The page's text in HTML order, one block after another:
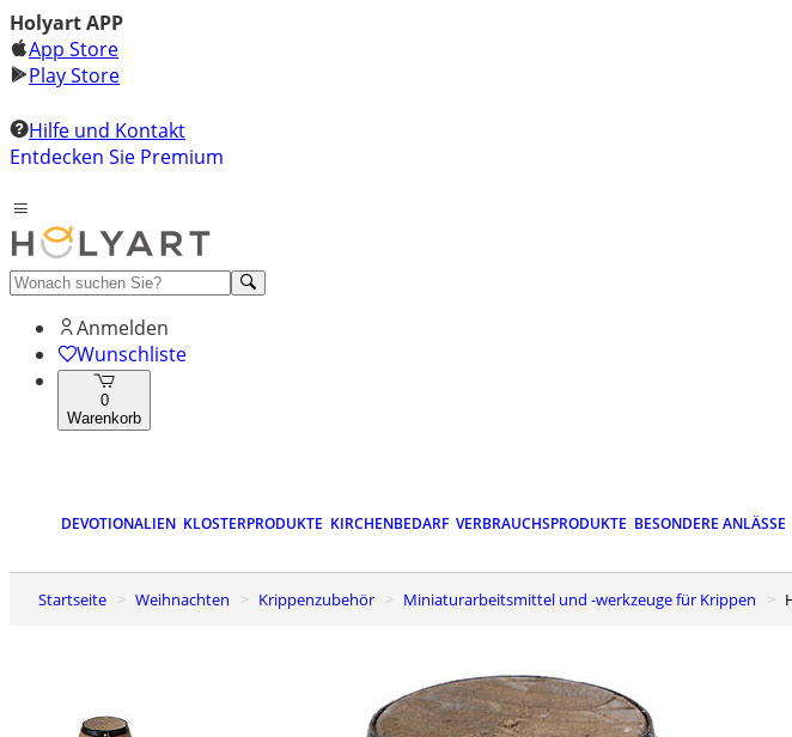
Holyart APP
App Store
Play Store
Hilfe und Kontakt
Entdecken Sie Premium
Anmelden
Wunschliste
0
Warenkorb
DEVOTIONALIEN KLOSTERPRODUKTE KIRCHENBEDARF VERBRAUCHSPRODUKTE BESONDERE ANLÄSSE
Startseite Weihnachten Krippenzubehör Miniaturarbeitsmittel und -werkzeuge für Krippen